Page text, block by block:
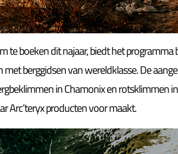
te boeken dit najaar, biedt het
berggidsen van wereldklasse. De
in Chamonix en rotsklimmen
Arc’teryx producten voor maakt.